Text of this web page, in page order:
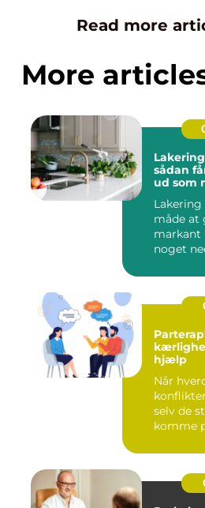
Read more
More
sådan
ud som
Lakering
måde at
markant
noget
Parterapi
hjælp
Når
selv de
komme